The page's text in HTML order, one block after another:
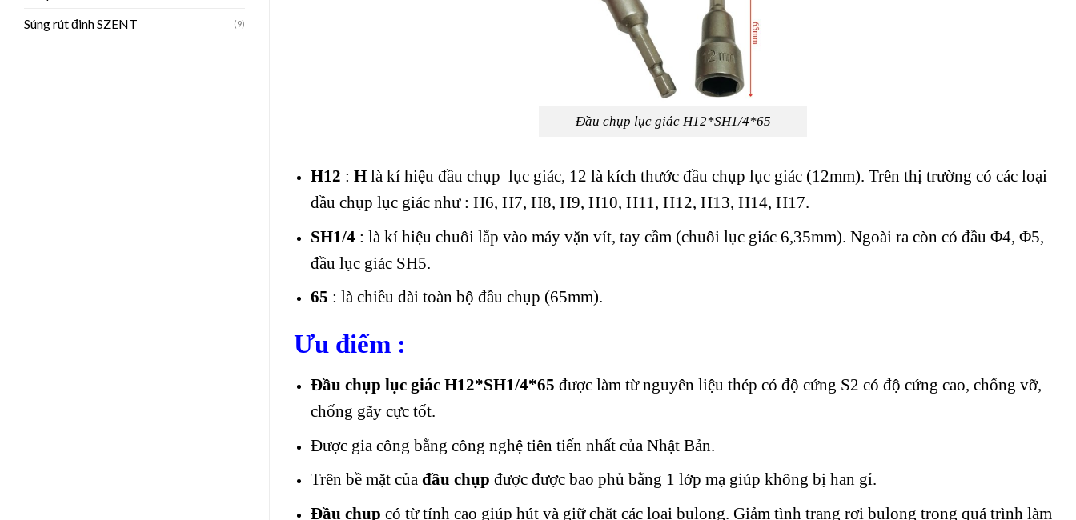
Súng rút đinh SZENT (9)
Đầu chụp lục giác H12*SH1/4*65
H12 : Hlà kí hiệu đầu chụp lục giác, 12 là kích thước đầu chụp lục giác (12mm). Trên thị trường có các loại
đầu chụp lục giác như : H6, H7, H8, H9, H10, H11, H12, H13, H14, H17.
SH1/4: là kí hiệu chuôi lắp vào máy vặn vít, tay cầm (chuôi lục giác 6,35mm). Ngoài ra còn có đầu Φ4, Φ5,
đầu lục giác SH5.
65 : là chiều dài toàn bộ đầu chụp (65mm).
Ưu điểm :
Đầu chụp lục giác H12*SH1/4*65 được làm từ nguyên liệu thép có độ cứng S2 có độ cứng cao, chống vỡ,
chống gãy cực tốt.
Được gia công bằng công nghệ tiên tiến nhất của Nhật Bản.
Trên bề mặt của đầu chụp được được bao phủ bằng 1 lớp mạ giúp không bị han gỉ.
Đầu chụp có từ tính cao giúp hút và giữ chặt các loại bulong. Giảm tình trạng rơi bulong trong quá trình làm